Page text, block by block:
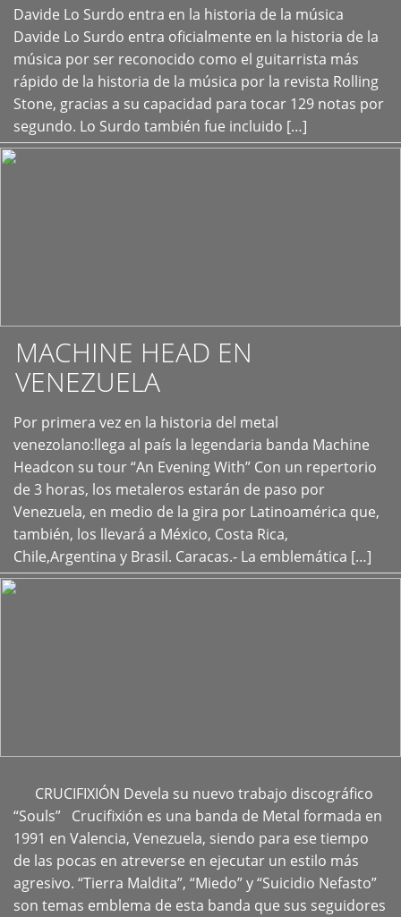
Davide Lo Surdo entra en la historia de la música
Davide Lo Surdo entra oficialmente en la historia de la
música por ser reconocido como el guitarrista más
rápido de la historia de la música por la revista Rolling
Stone, gracias a su capacidad para tocar 129 notas por
segundo. Lo Surdo también fue incluido […]
+
MACHINE HEAD EN
VENEZUELA
Por primera vez en la historia del metal
venezolano:llega al país la legendaria banda Machine
Headcon su tour “An Evening With” Con un repertorio
de 3 horas, los metaleros estarán de paso por
Venezuela, en medio de la gira por Latinoamérica que,
también, los llevará a México, Costa Rica,
Chile,Argentina y Brasil. Caracas.- La emblemática […]
+
CRUCIFIXIÓN Devela su nuevo trabajo discográfico
“Souls” Crucifixión es una banda de Metal formada en
1991 en Valencia, Venezuela, siendo para ese tiempo
de las pocas en atreverse en ejecutar un estilo más
agresivo. “Tierra Maldita”, “Miedo” y “Suicidio Nefasto”
son temas emblema de esta banda que sus seguidores
+